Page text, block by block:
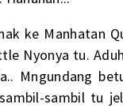
ke Manhatan
Nyonya tu.
Mngundang
sambil tu